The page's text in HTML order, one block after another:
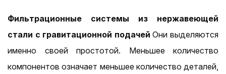
Фильтрационные системы из нержавеющей
стали с гравитационной подачей Они выделяются
именно своей простотой. Меньшее количество
компонентов означает меньшее количество деталей,